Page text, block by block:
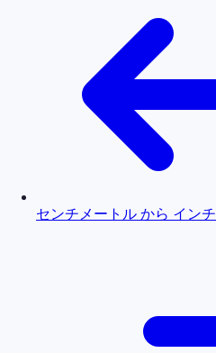
センチメートル から インチ